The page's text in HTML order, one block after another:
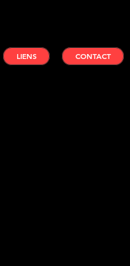
LIENS CONTACT